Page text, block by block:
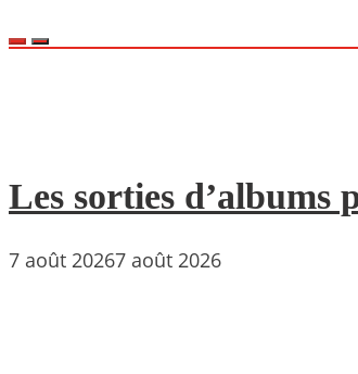
Les sorties d’albums
7 août 20267 août 2026